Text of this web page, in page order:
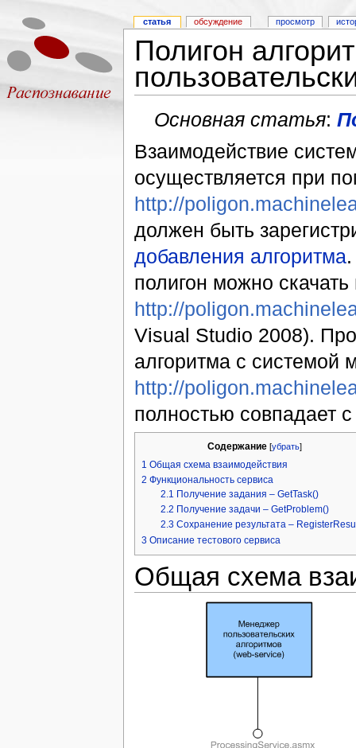
Полигон
Основная статья:
Взаимодействие
осуществляется при
http://
должен быть
добавления алгоритма.
полигон можно
http://
Visual Studio 2008).
алгоритма с системой
http://
полностью совпадает
Содержание [убрать]
1 Общая схема взаимодействия
2 Функциональность сервиса
2.1 Получение задания – GetTask()
2.2 Получение задачи – GetProblem()
2.3 Сохранение результата –
3 Описание тестового сервиса
Общая схема
статья обсуждение просмотр